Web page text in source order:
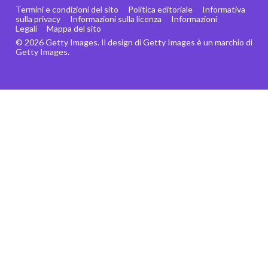
© 2026 Getty Images. Il design di Getty Images è un marchio di
Getty Images.
Termini e condizioni del sito Politica editoriale
Informativa
sulla privacy
Informazioni sulla licenza
Informazioni
Legali
Mappa del sito